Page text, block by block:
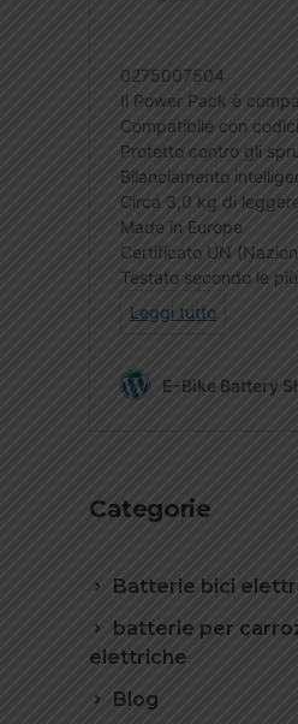
Categorie
Batterie bici
batterie per
elettriche
Blog